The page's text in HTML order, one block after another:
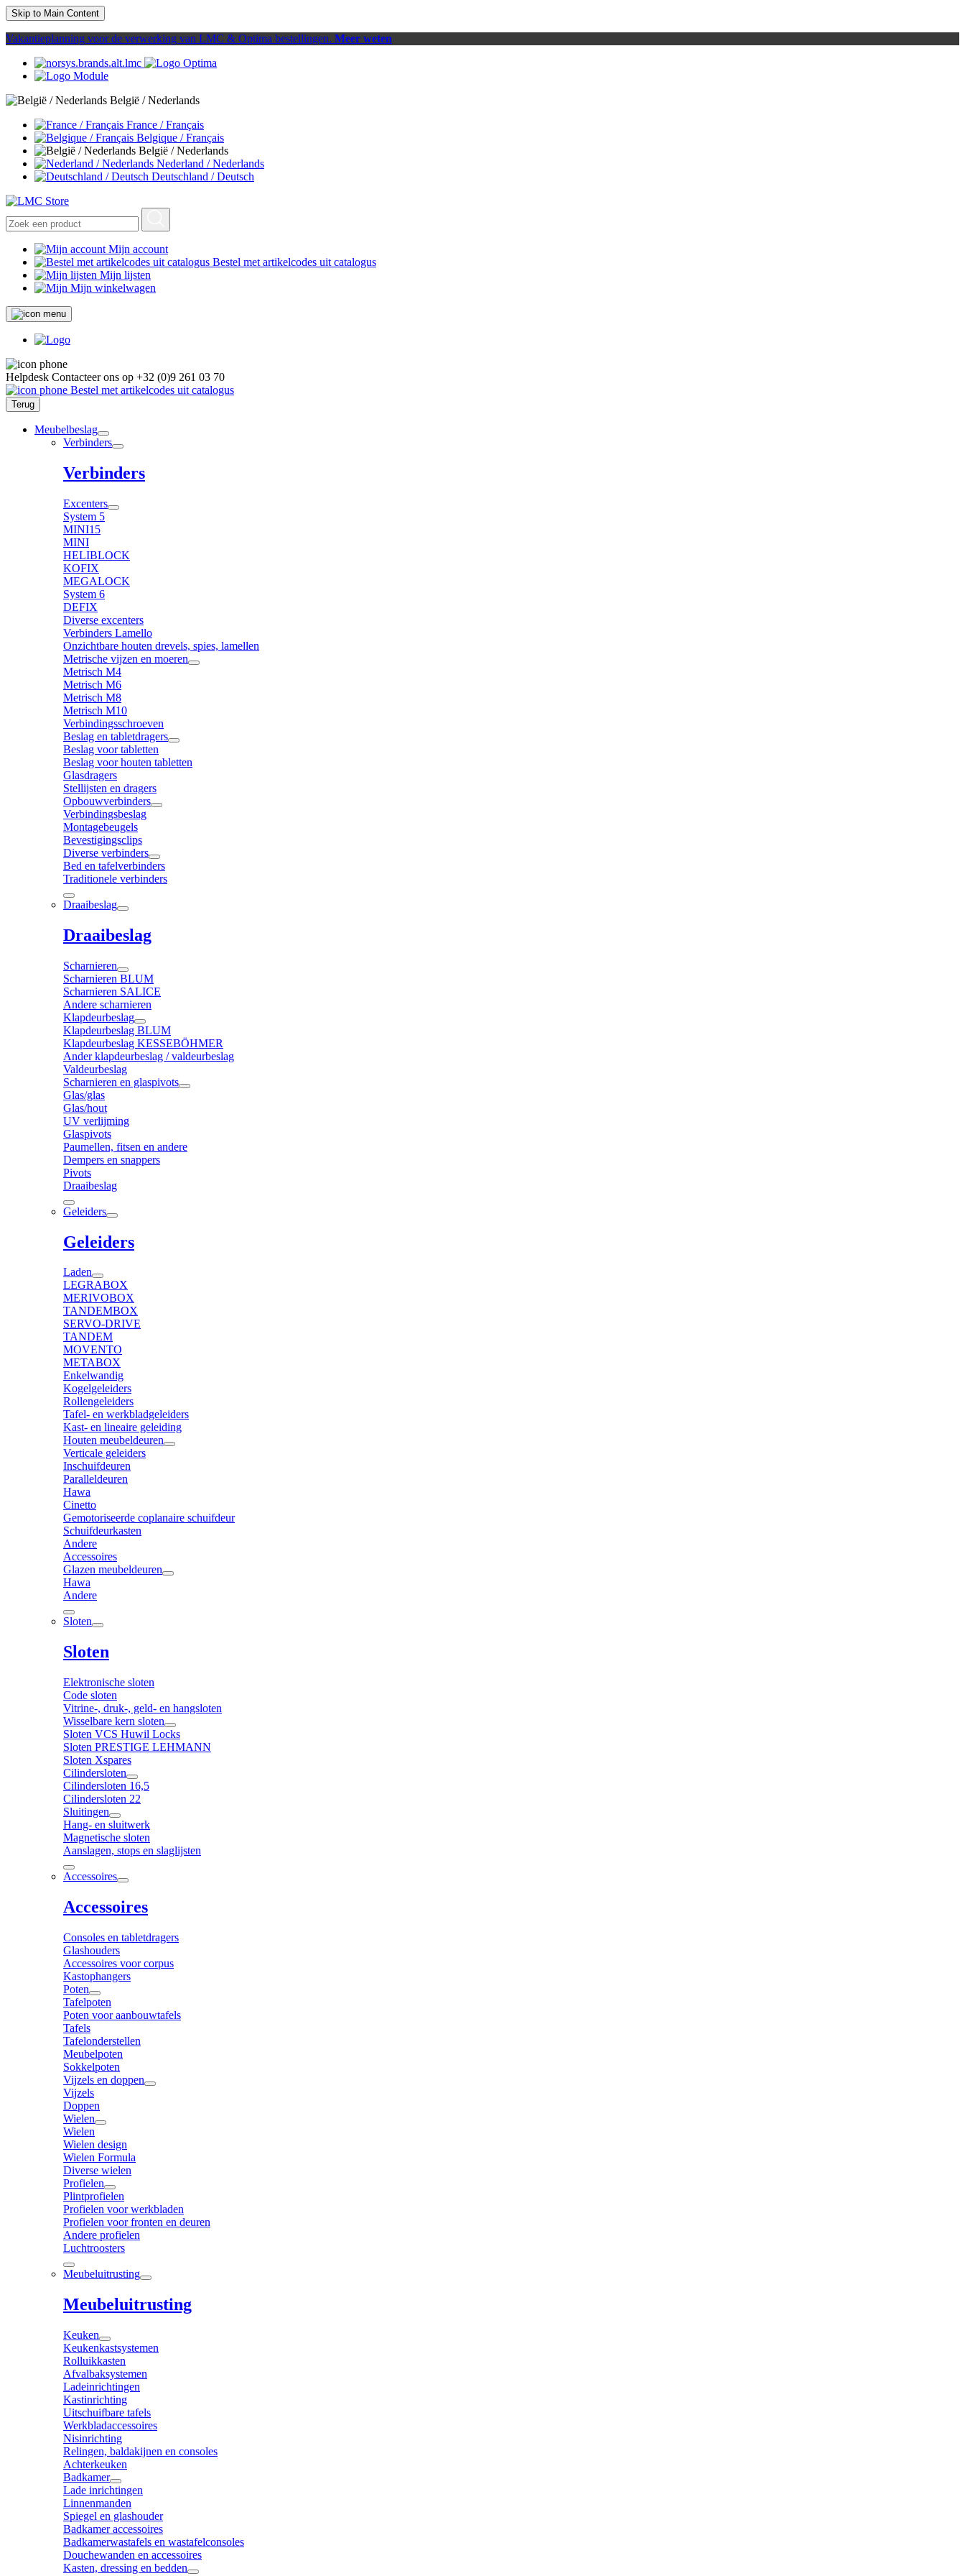
Skip to Main Content
Vakantieplanning voor de verwerking van LMC & Optima bestellingen. Meer weten
België / Nederlands
France / Français
Belgique / Français
België / Nederlands
Nederland / Nederlands
Deutschland / Deutsch
Mijn account
Bestel met artikelcodes uit catalogus
Mijn lijsten
Mijn winkelwagen
Helpdesk Contacteer ons op +32 (0)9 261 03 70
Bestel met artikelcodes uit catalogus
Terug
Meubelbeslag
Verbinders
Verbinders
Excenters
System 5
MINI15
MINI
HELIBLOCK
KOFIX
MEGALOCK
System 6
DEFIX
Diverse excenters
Verbinders Lamello
Onzichtbare houten drevels, spies, lamellen
Metrische vijzen en moeren
Metrisch M4
Metrisch M6
Metrisch M8
Metrisch M10
Verbindingsschroeven
Beslag en tabletdragers
Beslag voor tabletten
Beslag voor houten tabletten
Glasdragers
Stellijsten en dragers
Opbouwverbinders
Verbindingsbeslag
Montagebeugels
Bevestigingsclips
Diverse verbinders
Bed en tafelverbinders
Traditionele verbinders
Draaibeslag
Draaibeslag
Scharnieren
Scharnieren BLUM
Scharnieren SALICE
Andere scharnieren
Klapdeurbeslag
Klapdeurbeslag BLUM
Klapdeurbeslag KESSEBÖHMER
Ander klapdeurbeslag / valdeurbeslag
Valdeurbeslag
Scharnieren en glaspivots
Glas/glas
Glas/hout
UV verlijming
Glaspivots
Paumellen, fitsen en andere
Dempers en snappers
Pivots
Draaibeslag
Geleiders
Geleiders
Laden
LEGRABOX
MERIVOBOX
TANDEMBOX
SERVO-DRIVE
TANDEM
MOVENTO
METABOX
Enkelwandig
Kogelgeleiders
Rollengeleiders
Tafel- en werkbladgeleiders
Kast- en lineaire geleiding
Houten meubeldeuren
Verticale geleiders
Inschuifdeuren
Paralleldeuren
Hawa
Cinetto
Gemotoriseerde coplanaire schuifdeur
Schuifdeurkasten
Andere
Accessoires
Glazen meubeldeuren
Hawa
Andere
Sloten
Sloten
Elektronische sloten
Code sloten
Vitrine-, druk-, geld- en hangsloten
Wisselbare kern sloten
Sloten VCS Huwil Locks
Sloten PRESTIGE LEHMANN
Sloten Xspares
Cilindersloten
Cilindersloten 16,5
Cilindersloten 22
Sluitingen
Hang- en sluitwerk
Magnetische sloten
Aanslagen, stops en slaglijsten
Accessoires
Accessoires
Consoles en tabletdragers
Glashouders
Accessoires voor corpus
Kastophangers
Poten
Tafelpoten
Poten voor aanbouwtafels
Tafels
Tafelonderstellen
Meubelpoten
Sokkelpoten
Vijzels en doppen
Vijzels
Doppen
Wielen
Wielen
Wielen design
Wielen Formula
Diverse wielen
Profielen
Plintprofielen
Profielen voor werkbladen
Profielen voor fronten en deuren
Andere profielen
Luchtroosters
Meubeluitrusting
Meubeluitrusting
Keuken
Keukenkastsystemen
Rolluikkasten
Afvalbaksystemen
Ladeinrichtingen
Kastinrichting
Uitschuifbare tafels
Werkbladaccessoires
Nisinrichting
Relingen, baldakijnen en consoles
Achterkeuken
Badkamer
Lade inrichtingen
Linnenmanden
Spiegel en glashouder
Badkamer accessoires
Badkamerwastafels en wastafelconsoles
Douchewanden en accessoires
Kasten, dressing en bedden